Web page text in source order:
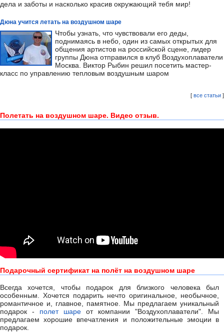
дела и заботы и насколько красив окружающий тебя мир!
Дюна учится летать на воздушном шаре
Чтобы узнать, что чувствовали его деды,
поднимаясь в небо, один из самых открытых для
общения артистов на российской сцене, лидер
группы Дюна отправился в клуб Воздухоплаватели
Москва. Виктор Рыбин решил посетить мастер-
класс по управлению тепловым воздушным шаром
[ все статьи ]
Полетать на воздушном шаре. Видео отзыв.
Подарочный сертификат на полёт на воздушном шаре
Всегда хочется, чтобы подарок для близкого человека был
особенным. Хочется подарить нечто оригинальное, необычное,
романтичное и, главное, памятное. Мы предлагаем уникальный
подарок - полет шаре от компании "Воздухоплаватели". Мы
предлагаем хорошие впечатления и положительные эмоции в
подарок.